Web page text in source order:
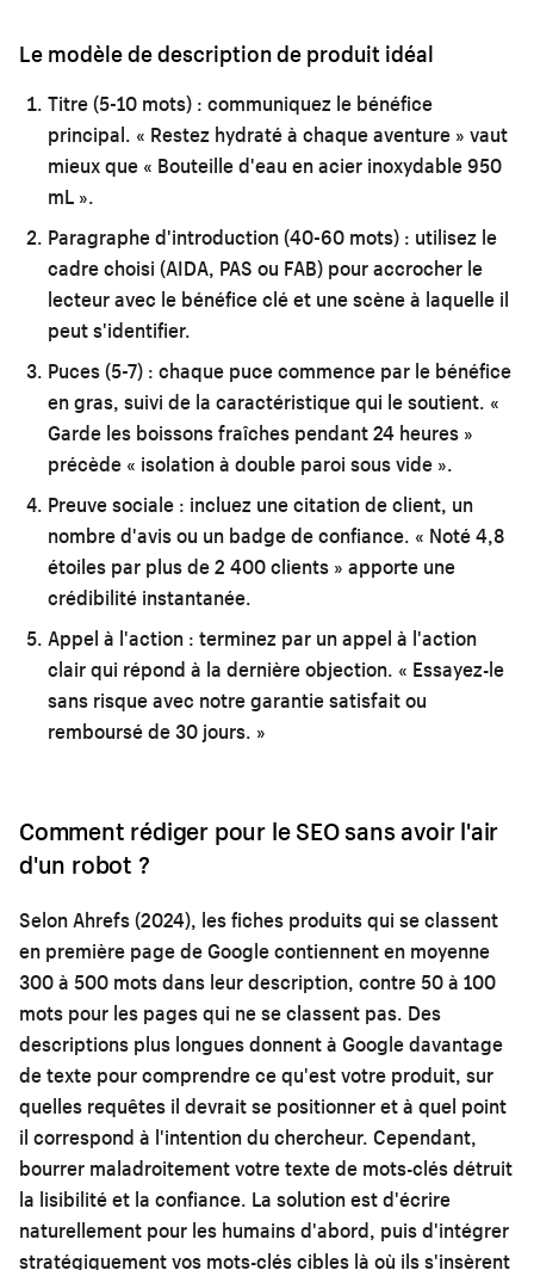
Le modèle de description de produit idéal
Titre (5-10 mots) : communiquez le bénéfice
principal. « Restez hydraté à chaque aventure » vaut
mieux que « Bouteille d'eau en acier inoxydable 950
mL ».
Paragraphe d'introduction (40-60 mots) : utilisez le
cadre choisi (AIDA, PAS ou FAB) pour accrocher le
lecteur avec le bénéfice clé et une scène à laquelle il
peut s'identifier.
Puces (5-7) : chaque puce commence par le bénéfice
en gras, suivi de la caractéristique qui le soutient. «
Garde les boissons fraîches pendant 24 heures »
précède « isolation à double paroi sous vide ».
Preuve sociale : incluez une citation de client, un
nombre d'avis ou un badge de confiance. « Noté 4,8
étoiles par plus de 2 400 clients » apporte une
crédibilité instantanée.
Appel à l'action : terminez par un appel à l'action
clair qui répond à la dernière objection. « Essayez-le
sans risque avec notre garantie satisfait ou
remboursé de 30 jours. »
Comment rédiger pour le SEO sans avoir l'air
d'un robot ?
Selon Ahrefs (2024), les fiches produits qui se classent
en première page de Google contiennent en moyenne
300 à 500 mots dans leur description, contre 50 à 100
mots pour les pages qui ne se classent pas. Des
descriptions plus longues donnent à Google davantage
de texte pour comprendre ce qu'est votre produit, sur
quelles requêtes il devrait se positionner et à quel point
il correspond à l'intention du chercheur. Cependant,
bourrer maladroitement votre texte de mots-clés détruit
la lisibilité et la confiance. La solution est d'écrire
naturellement pour les humains d'abord, puis d'intégrer
stratégiquement vos mots-clés cibles là où ils s'insèrent